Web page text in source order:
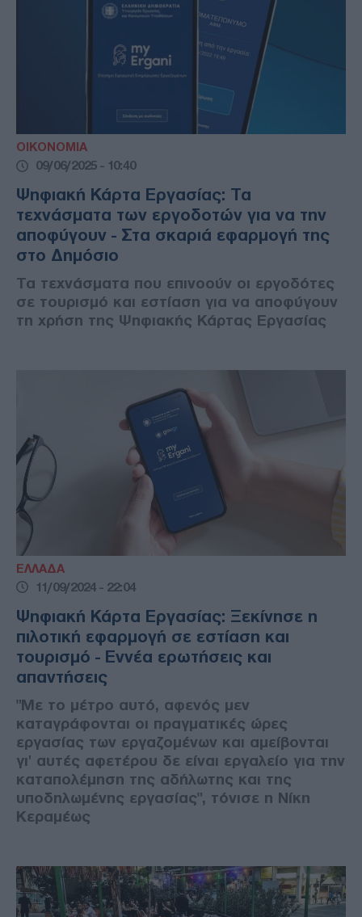
ΟΙΚΟΝΟΜΙΑ
09/06/2025 - 10:40
Ψηφιακή Κάρτα Εργασίας: Τα
τεχνάσματα των εργοδοτών για να την
αποφύγουν - Στα σκαριά εφαρμογή της
στο Δημόσιο
Τα τεχνάσματα που επινοούν οι εργοδότες
σε τουρισμό και εστίαση για να αποφύγουν
τη χρήση της Ψηφιακής Κάρτας Εργασίας
ΕΛΛΑΔΑ
11/09/2024 - 22:04
Ψηφιακή Κάρτα Εργασίας: Ξεκίνησε η
πιλοτική εφαρμογή σε εστίαση και
τουρισμό - Εννέα ερωτήσεις και
απαντήσεις
"Με το μέτρο αυτό, αφενός μεν
καταγράφονται οι πραγματικές ώρες
εργασίας των εργαζομένων και αμείβονται
γι' αυτές αφετέρου δε είναι εργαλείο για την
καταπολέμηση της αδήλωτης και της
υποδηλωμένης εργασίας", τόνισε η Νίκη
Κεραμέως